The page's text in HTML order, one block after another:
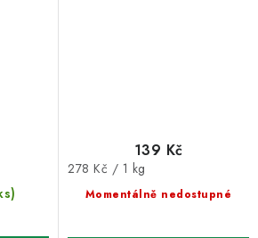
Momentálně nedostupné
139 Kč
Měrná
cena:
278 Kč / 1 kg